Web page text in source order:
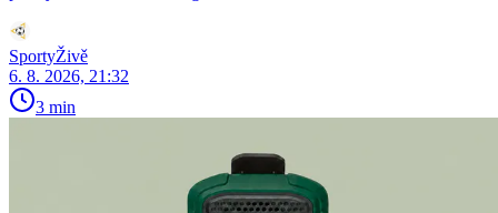
SportyŽivě
6. 8. 2026, 21:32
3 min